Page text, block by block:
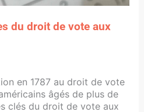
du droit de vote aux
en 1787 au droit de vote
âgés de plus de
clés du droit de vote aux